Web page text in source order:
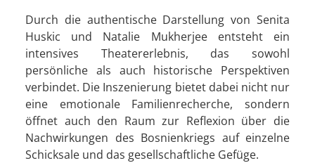
Durch die authentische Darstellung von Senita
Huskic und Natalie Mukherjee entsteht ein
intensives Theatererlebnis, das sowohl
persönliche als auch historische Perspektiven
verbindet. Die Inszenierung bietet dabei nicht nur
eine emotionale Familienrecherche, sondern
öffnet auch den Raum zur Reflexion über die
Nachwirkungen des Bosnienkriegs auf einzelne
Schicksale und das gesellschaftliche Gefüge.